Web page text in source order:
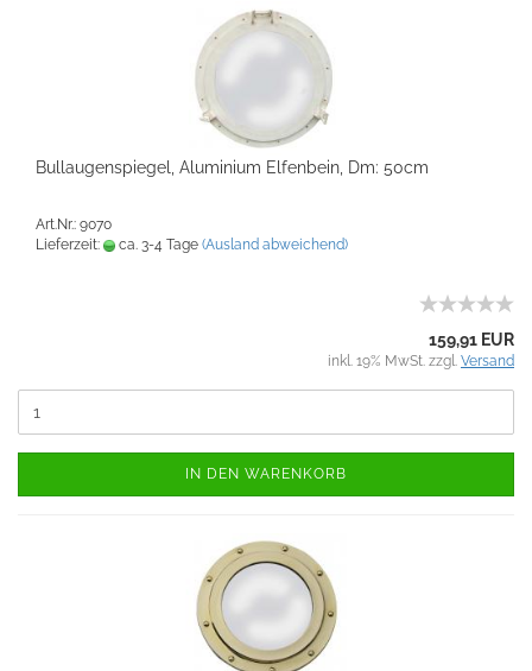
Bullaugenspiegel, Aluminium Elfenbein, Dm: 50cm
Art.Nr.: 9070
Lieferzeit:
ca. 3-4 Tage (Ausland abweichend)
159,91 EUR
inkl. 19% MwSt. zzgl. Versand
IN DEN WARENKORB